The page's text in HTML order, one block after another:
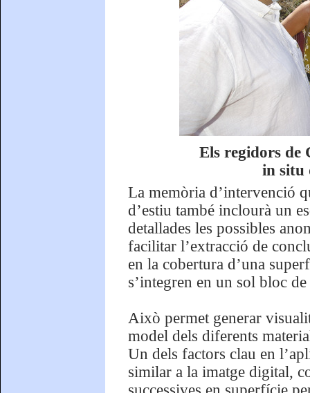
Els regidors
in situ
La memòria d’intervenció
d’estiu també inclourà un
detallades les possibles
facilitar l’extracció de
en la cobertura d’una
s’integren en un sol bloc
Això permet generar
model dels diferents
Un dels factors clau en
similar a la imatge digital,